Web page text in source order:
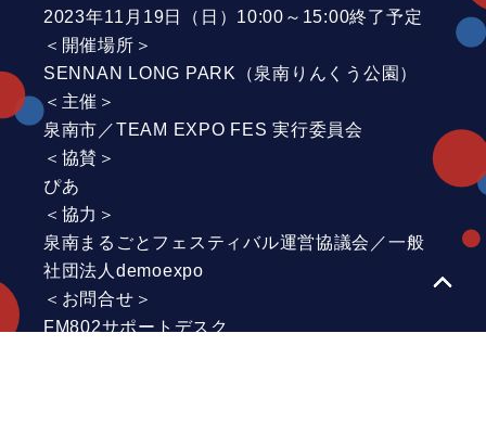
2023年11月19日（日）10:00～15:00終了予定
＜開催場所＞
SENNAN LONG PARK（泉南りんくう公園）
＜主催＞
泉南市／TEAM EXPO FES 実行委員会
＜協賛＞
ぴあ
＜協力＞
泉南まるごとフェスティバル運営協議会／一般
社団法人demoexpo
＜お問合せ＞
FM802サポートデスク